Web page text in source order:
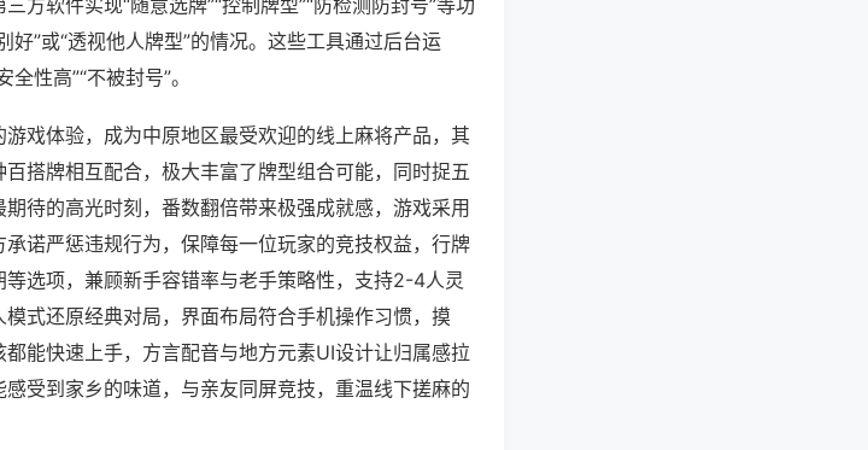
”或“透视他人牌型”的情况。这些工具通过后台运
性高”“不被封号”。
戏体验，成为中原地区最受欢迎的线上麻将产品，其
搭牌相互配合，极大丰富了牌型组合可能，同时捉五
待的高光时刻，番数翻倍带来极强成就感，游戏采用
诺严惩违规行为，保障每一位玩家的竞技权益，行牌
选项，兼顾新手容错率与老手策略性，支持2-4人灵
式还原经典对局，界面布局符合手机操作习惯，摸
能快速上手，方言配音与地方元素UI设计让归属感拉
受到家乡的味道，与亲友同屏竞技，重温线下搓麻的